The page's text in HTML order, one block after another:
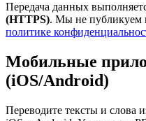
Передача данных
(HTTPS). Мы не публикуем
политике
Мобильные
(iOS/Android)
Переводите тексты и слова